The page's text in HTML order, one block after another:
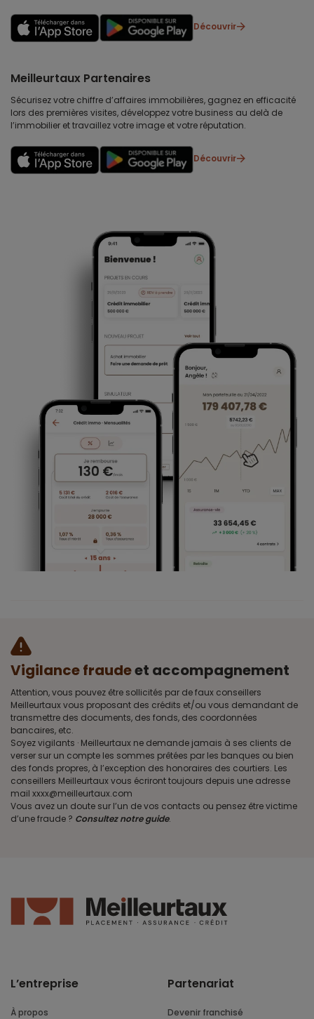
Découvrir
Meilleurtaux Partenaires
Sécurisez votre chiffre d’affaires immobilières, gagnez en efficacité
lors des premières visites, développez votre business au delà de
l’immobilier et travaillez votre image et votre réputation.
Découvrir
Vigilance fraudeet accompagnement
Attention, vous pouvez être sollicités par de faux conseillers
Meilleurtaux vous proposant des crédits et/ou vous demandant de
transmettre des documents, des fonds, des coordonnées
bancaires, etc.
Soyez vigilants · Meilleurtaux ne demande jamais à ses clients de
verser sur un compte les sommes prêtées par les banques ou bien
des fonds propres, à l’exception des honoraires des courtiers. Les
conseillers Meilleurtaux vous écriront toujours depuis une adresse
mail xxxx@meilleurtaux.com
Vous avez un doute sur l’un de vos contacts ou pensez être victime
d’une fraude ? Consultez notre guide.
L’entreprise
À propos
Partenariat
Devenir franchisé